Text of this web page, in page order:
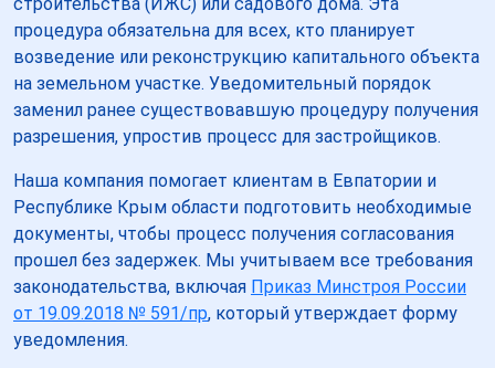
процедура обязательна для всех, кто планирует
возведение или реконструкцию капитального объекта
на земельном участке. Уведомительный порядок
заменил ранее существовавшую процедуру получения
разрешения, упростив процесс для застройщиков.
Наша компания помогает клиентам в Евпатории и
Республике Крым области подготовить необходимые
документы, чтобы процесс получения согласования
прошел без задержек. Мы учитываем все требования
законодательства, включая Приказ Минстроя России
от 19.09.2018 № 591/пр, который утверждает форму
уведомления.